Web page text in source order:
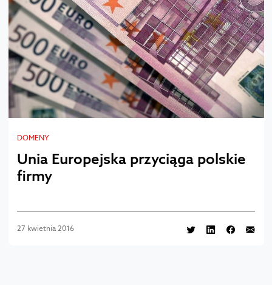
DOMENY
Unia Europejska przyciąga polskie
firmy
27 kwietnia 2016